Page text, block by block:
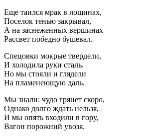
Еще таился мрак в лощинах,
Поселок тенью закрывал,
А на заснеженных вершинах
Рассвет победно бушевал.
Спецовки мокрые твердели,
И холодила руки сталь.
Но мы стояли и глядели
На пламенеющую даль.
Мы знали: чудо грянет скоро,
Однако долго ждать нельзя,
И мы опять входили в гору,
Вагон порожний увозя.